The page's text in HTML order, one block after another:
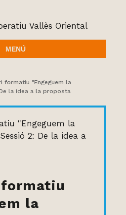
MENÚ
formatiu "Engeguem la
la idea a la proposta
la